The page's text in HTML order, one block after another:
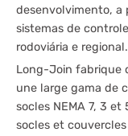
desenvolvimento, a
sistemas de
rodoviária e regional.
Long-Join fabrique
une large gama de
socles NEMA 7, 3
socles et